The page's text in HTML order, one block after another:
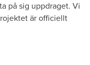
på sig uppdraget. Vi
är officiellt